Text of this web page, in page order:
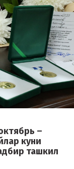
–
куни
ташкил